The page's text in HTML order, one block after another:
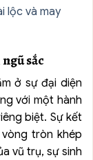
lộc và may
sắc
ở sự đại diện
với một hành
biệt. Sự kết
tròn khép
vũ trụ, sự sinh